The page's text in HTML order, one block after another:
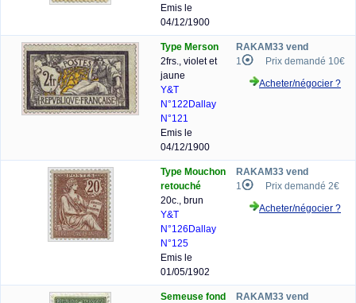
Emis le
04/12/1900
Type Merson
2frs., violet et
jaune
Y&T
N°122 Dallay
N°121
Emis le
04/12/1900
RAKAM33 vend
1
Prix demandé 10€
Acheter/négocier ?
Type Mouchon
retouché
20c., brun
Y&T
N°126 Dallay
N°125
Emis le
01/05/1902
RAKAM33 vend
1
Prix demandé 2€
Acheter/négocier ?
Semeuse fond
RAKAM33 vend